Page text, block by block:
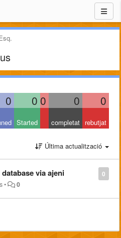
0 0 0 0 0
Started completat rebutjat
Última actualització
0
via ajeni
• 0